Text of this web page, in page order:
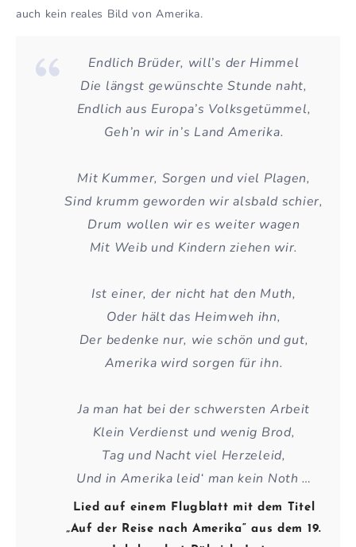
auch kein reales Bild von Amerika.
Endlich Brüder, will’s der Himmel
Die längst gewünschte Stunde naht,
Endlich aus Europa’s Volksgetümmel,
Geh’n wir in’s Land Amerika.
Mit Kummer, Sorgen und viel Plagen,
Sind krumm geworden wir alsbald schier,
Drum wollen wir es weiter wagen
Mit Weib und Kindern ziehen wir.
Ist einer, der nicht hat den Muth,
Oder hält das Heimweh ihn,
Der bedenke nur, wie schön und gut,
Amerika wird sorgen für ihn.
Ja man hat bei der schwersten Arbeit
Klein Verdienst und wenig Brod,
Tag und Nacht viel Herzeleid,
Und in Amerika leid‘ man kein Noth …
Lied auf einem Flugblatt mit dem Titel
„Auf der Reise nach Ame­rika“ aus dem 19.